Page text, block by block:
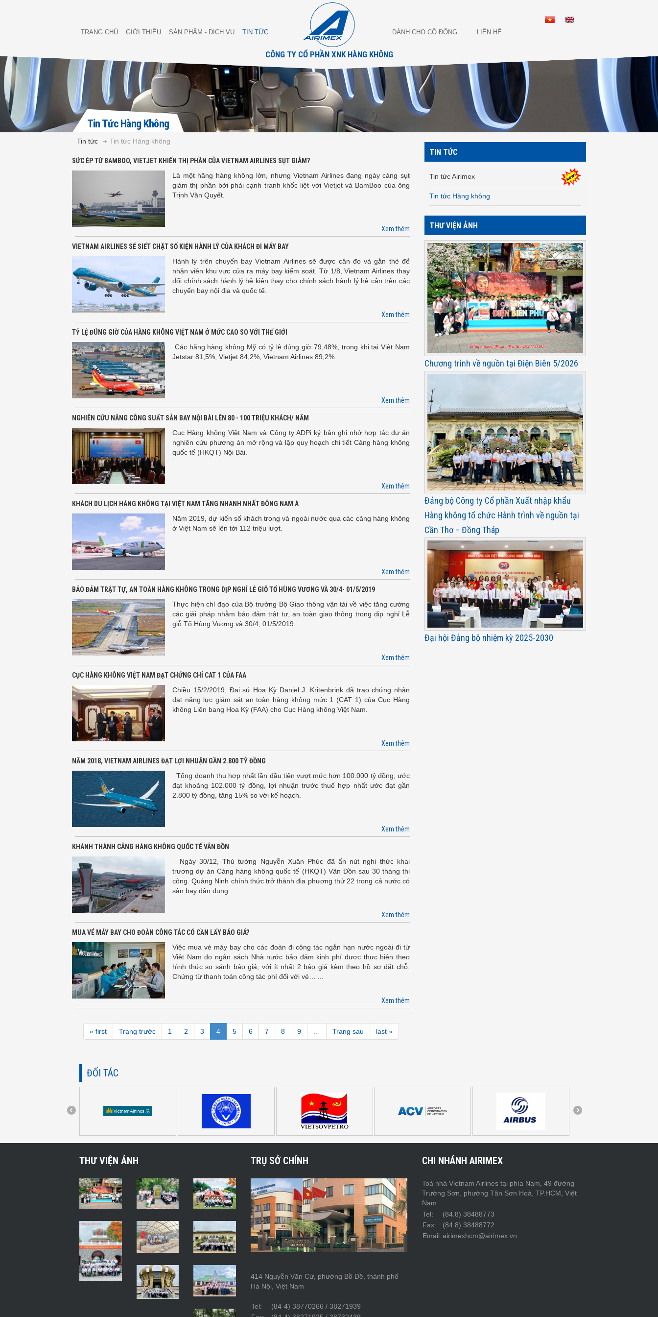
CÔNG TY CỔ PHẦN XNK HÀNG KHÔNG
TRANG CHỦ GIỚI THIỆU SẢN PHẨM - DỊCH VỤ TIN TỨC DÀNH CHO CỔ ĐÔNG LIÊN HỆ
Tin Tức Hàng Không
Tin tức Tin tức Hàng không
SỨC ÉP TỪ BAMBOO, VIETJET KHIẾN THỊ PHẦN CỦA VIETNAM AIRLINES SỤT GIẢM?
Là một hãng hàng không lớn, nhưng Vietnam Airlines đang ngày càng sụt
giảm thị phần bởi phải cạnh tranh khốc liệt với Vietjet và BamBoo của ông
Trịnh Văn Quyết.
Xem thêm
VIETNAM AIRLINES SẼ SIẾT CHẶT SỐ KIỆN HÀNH LÝ CỦA KHÁCH ĐI MÁY BAY
Hành lý trên chuyến bay Vietnam Airlines sẽ được cân đo và gắn thẻ để
nhân viên khu vực cửa ra máy bay kiểm soát. Từ 1/8, Vietnam Airlines thay
đổi chính sách hành lý hệ kiện thay cho chính sách hành lý hệ cân trên các
chuyến bay nội địa và quốc tế.
Xem thêm
TỶ LỆ ĐÚNG GIỜ CỦA HÀNG KHÔNG VIỆT NAM Ở MỨC CAO SO VỚI THẾ GIỚI
Các hãng hàng không Mỹ có tỷ lệ đúng giờ 79,48%, trong khi tại Việt Nam
Jetstar 81,5%, Vietjet 84,2%, Vietnam Airlines 89,2%.
Xem thêm
NGHIÊN CỨU NÂNG CÔNG SUẤT SÂN BAY NỘI BÀI LÊN 80 - 100 TRIỆU KHÁCH/ NĂM
Cục Hàng không Việt Nam và Công ty ADPi ký bản ghi nhớ hợp tác dự án
nghiên cứu phương án mở rộng và lập quy hoạch chi tiết Cảng hàng không
quốc tế (HKQT) Nội Bài.
Xem thêm
KHÁCH DU LỊCH HÀNG KHÔNG TẠI VIỆT NAM TĂNG NHANH NHẤT ĐÔNG NAM Á
Năm 2019, dự kiến số khách trong và ngoài nước qua các cảng hàng không
ở Việt Nam sẽ lên tới 112 triệu lượt.
Xem thêm
BẢO ĐẢM TRẬT TỰ, AN TOÀN HÀNG KHÔNG TRONG DỊP NGHỈ LỄ GIỖ TỔ HÙNG VƯƠNG VÀ 30/4- 01/5/2019
Thực hiện chỉ đạo của Bộ trưởng Bộ Giao thông vận tải về việc tăng cường
các giải pháp nhằm bảo đảm trật tự, an toàn giao thông trong dịp nghỉ Lễ
giỗ Tổ Hùng Vương và 30/4, 01/5/2019
Xem thêm
CỤC HÀNG KHÔNG VIỆT NAM ĐẠT CHỨNG CHỈ CAT 1 CỦA FAA
Chiều 15/2/2019, Đại sứ Hoa Kỳ Daniel J. Kritenbrink đã trao chứng nhận
đạt năng lực giám sát an toàn hàng không mức 1 (CAT 1) của Cục Hàng
không Liên bang Hoa Kỳ (FAA) cho Cục Hàng không Việt Nam.
Xem thêm
NĂM 2018, VIETNAM AIRLINES ĐẠT LỢI NHUẬN GẦN 2.800 TỶ ĐỒNG
Tổng doanh thu hợp nhất lần đầu tiên vượt mức hơn 100.000 tỷ đồng, ước
đạt khoảng 102.000 tỷ đồng, lợi nhuận trước thuế hợp nhất ước đạt gần
2.800 tỷ đồng, tăng 15% so với kế hoạch.
Xem thêm
KHÁNH THÀNH CẢNG HÀNG KHÔNG QUỐC TẾ VÂN ĐỒN
Ngày 30/12, Thủ tướng Nguyễn Xuân Phúc đã ấn nút nghi thức khai
trương dự án Cảng hàng không quốc tế (HKQT) Vân Đồn sau 30 tháng thi
công. Quảng Ninh chính thức trở thành địa phương thứ 22 trong cả nước có
sân bay dân dụng.
Xem thêm
MUA VÉ MÁY BAY CHO ĐOÀN CÔNG TÁC CÓ CẦN LẤY BÁO GIÁ?
Việc mua vé máy bay cho các đoàn đi công tác ngắn hạn nước ngoài đi từ
Việt Nam do ngân sách Nhà nước bảo đảm kinh phí được thực hiện theo
hình thức so sánh báo giá, với ít nhất 2 báo giá kèm theo hồ sơ đặt chỗ.
Chứng từ thanh toán công tác phí đối với vé… ...
Xem thêm
« first Trang trước 1 2 3 4 5 6 7 8 9 Trang sau last »
TIN TỨC
Tin tức Airimex
Tin tức Hàng không
THƯ VIỆN ẢNH
Chương trình về nguồn tại Điện Biên 5/2026
Đảng bộ Công ty Cổ phần Xuất nhập khẩu
Hàng không tổ chức Hành trình về nguồn tại
Cần Thơ – Đồng Tháp
Đại hội Đảng bộ nhiệm kỳ 2025-2030
ĐỐI TÁC
THƯ VIỆN ẢNH TRỤ SỞ CHÍNH
414 Nguyễn Văn Cừ, phường Bồ Đề, thành phố
Hà Nội, Việt Nam
Tel:
(84-4) 38770266 / 38271939
CHI NHÁNH AIRIMEX
Toà nhà Vietnam Airlines tại phía Nam, 49 đường
Trường Sơn, phường Tân Sơn Hoà, TP.HCM, Việt
Nam
Tel:
(84.8) 38488773
Fax:
(84.8) 38488772
Email:airimexhcm@airimex.vn